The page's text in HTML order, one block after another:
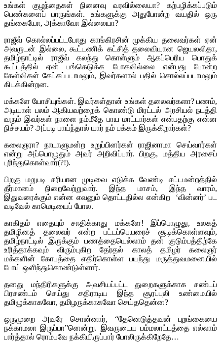
உங்கள் குழந்தைகள் நினைவு வரவில்லையா? கற்பழிக்கப்படும்
பெண்களைப் பாருங்கள். உங்களுக்கு அதுபோன்ற வயதில் ஒரு
தங்கையோ, அக்காவோ இல்லையா?
ராஜீவ் கொல்லப்பட்டபோது காங்கிரசின் முக்கிய தலைவர்கள் ஏன்
அவருடன் இல்லை, கூட்டணிக் கட்சித் தலைவியான ஜெயலலிதா,
தமிழ்நாட்டில் ராஜீவ் கலந்து கொள்ளும் ஆகப்பெரிய பொதுக்
கூட்டத்தில் ஏன் பங்கெடுக்க போகவில்லை என்பது போன்ற
கேள்விகள் கேட்கப்படாமலும், இவர்களால் பதில் சொல்லப்படாமலும்
கிடக்கின்றன.
மக்களே யோசியுங்கள். இவர்கள்தான் உங்கள் தலைவர்களா? பணம்,
அடியாள் பலம் ஆகியவற்றைக் கொண்டு மிரட்டல் அரசியல் நடத்தி
வரும் இவர்கள் நாளை நம்மீதே பாய மாட்டார்கள் என்பதற்கு என்ன
நிச்சயம்? அப்படி பாய்ந்தால் யார் நம் பக்கம் இருக்கிறார்கள்?
கலைஞரா? நாடாளுமன்ற உறுப்பினர்கள் ராஜினாமா செய்வார்கள்
என்று அப்பொழுதும் அவர் அறிவிப்பார். பிறகு, மத்திய அரசைப்
புரிந்துகொள்வார்(?!).
பிறகு மறுபடி சரியான முடிவை எடுக்க வேண்டி சட்டமன்றத்தில்
தீர்மானம் நிறைவேற்றுவார். இந்த மாசம், இந்த வாரம்,
இதுவரைக்கும் என்ன எவனும் தொட்டதில்ல என்கிற ‘வின்னர்’ பட
வடிவேல் காமெடியைப் போல.
காகிதம் எதையும் சாதிக்காது மக்களே! இப்பொழுது, உலகத்
தமிழினத் தலைவர் என்ற பட்டப்பெயரைச் சூடிக்கொள்ளவும்,
தமிழ்நாட்டில் இருக்கும் பணத்தையெல்லாம் தன் குடும்பத்திற்கே
உரித்தாக்கவும் விரும்புகிற தேர்தல் காலத் தமிழர் கலைஞர்
மக்களின் கோபத்தை எதிர்கொள்ள பயந்து மருத்துவமனையில்
போய் ஒளிந்துகொண்டுள்ளார்.
தனது மந்திரிகளுக்கு அவசியப்பட்ட துறைகளுக்காக சண்டப்
பிரசண்டம் செய்து சதிராடிய இந்த சூரப்புலி உண்மையில்
தமிழுக்காகவோ, தமிழருக்காகவோ செய்ததென்ன?
ஒருமுறை அவரே சொன்னார், “தேனெடுத்தவன் புறங்கையை
நக்காமலா இருப்பா”னென்று. இவருடைய பம்மலாட்டத்தை எல்லாம்
பார்த்தால் ரொம்பவே நக்கியிருப்பார் போலிருக்கிறேதே…